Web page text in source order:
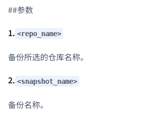
##参数
1. <repo_name>
备份所选的仓库名称。
2. <snapshot_name>
备份名称。